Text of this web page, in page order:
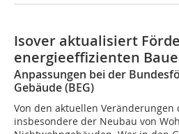
Isover aktualisiert
energieeffizienten
Anpassungen bei der
Gebäude (BEG)
Von den aktuellen Veränderungen
insbesondere der Neubau von